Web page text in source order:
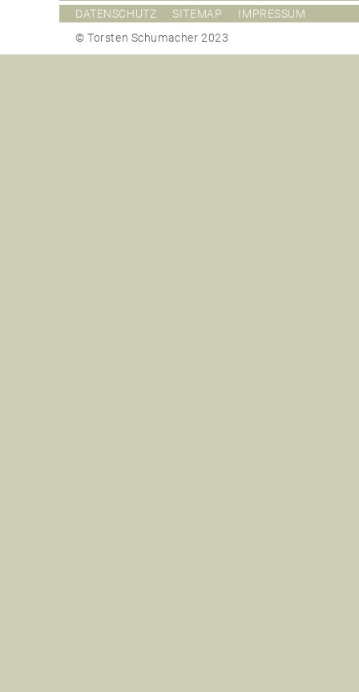
DATENSCHUTZ SITEMAP
IMPRESSUM
© Torsten Schumacher 2023